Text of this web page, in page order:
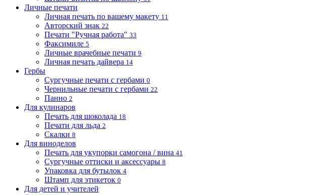
Личные печати
Личная печать по вашему макету 11
Авторский знак 22
Печати "Ручная работа" 33
Факсимиле 5
Личные врачебные печати 9
Личная печать дайвера 14
Гербы
Сургучные печати с гербами 0
Чернильные печати с гербами 22
Панно 2
Для кулинаров
Печать для шоколада 18
Печати для льда 2
Скалки 8
Для виноделов
Печать для укупорки самогона / вина 41
Сургучные оттиски и аксессуары 8
Упаковка для бутылок 4
Штамп для этикеток 0
Для детей и учителей